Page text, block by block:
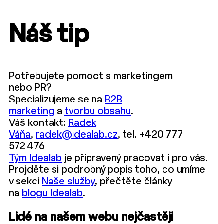
Náš tip
Potřebujete pomoct s marketingem
nebo PR?
Specializujeme se na B2B
marketing a tvorbu obsahu.
Váš kontakt: Radek
Váňa, radek@idealab.cz, tel. +420 777
572 476
Tým Idealab je připravený pracovat i pro vás.
Projděte si podrobný popis toho, co umíme
v sekci Naše služby, přečtěte články
na blogu Idealab.
Lidé na našem webu nejčastěji